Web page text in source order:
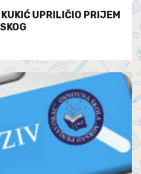
UPRILIČIO PRIJEM